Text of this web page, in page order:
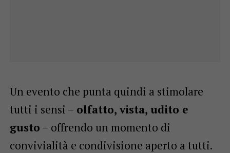
Un evento che punta quindi a stimolare
tutti i sensi – olfatto, vista, udito e
gusto – offrendo un momento di
convivialità e condivisione aperto a tutti.